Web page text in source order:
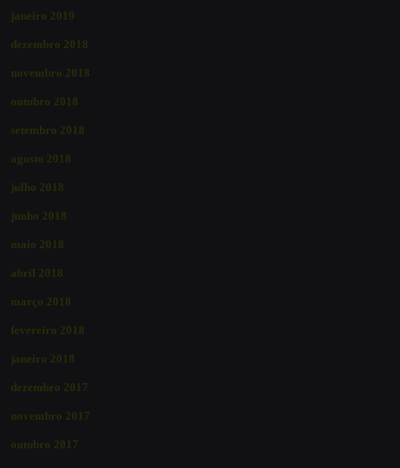
janeiro 2019
dezembro 2018
novembro 2018
outubro 2018
setembro 2018
agosto 2018
julho 2018
junho 2018
maio 2018
abril 2018
março 2018
fevereiro 2018
janeiro 2018
dezembro 2017
novembro 2017
outubro 2017